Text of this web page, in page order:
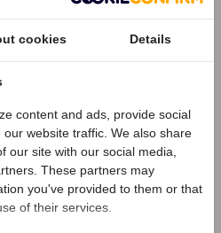
u contact met ons
010-7900130
prijs
Motor2go prijs? Bel
cookies Details
content and ads, provide social
website traffic. We also share
our site with our social media,
These partners may
you've provided to them or that
of their services.